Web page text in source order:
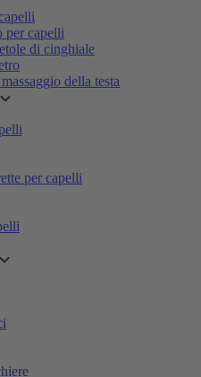
per capelli
di cinghiale
della testa
per capelli